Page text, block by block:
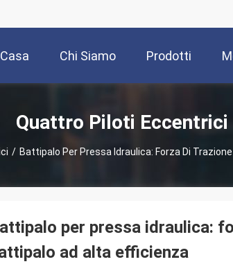
Casa Chi Siamo Prodotti
Quattro Piloti
/ Battipalo Per Pressa Idraulica: Forza Di
per pressa idraulica:
ad alta efficienza